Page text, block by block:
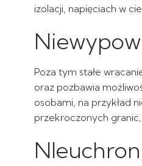
izolacji, napięciach w
Poza tym stałe
oraz pozbawia
osobami, na przykład
przekroczonych